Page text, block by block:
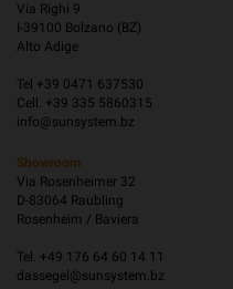
Via Righi 9
I-39100 Bolzano (BZ)
Alto Adige
Tel +39 0471 637530
Cell. +39 335 5860315
info@sunsystem.bz
Showroom
Via Rosenheimer 32
D-83064 Raubling
Rosenheim / Baviera
Tel. +49 176 64 60 14 11
dassegel@sunsystem.bz